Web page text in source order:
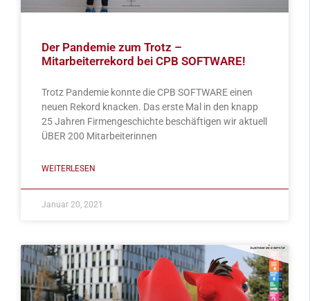
Der Pandemie zum Trotz –
Mitarbeiterrekord bei CPB SOFTWARE!
Trotz Pandemie konnte die CPB SOFTWARE einen
neuen Rekord knacken. Das erste Mal in den knapp
25 Jahren Firmengeschichte beschäftigen wir aktuell
ÜBER 200 Mitarbeiterinnen
WEITERLESEN
Januar 20, 2021